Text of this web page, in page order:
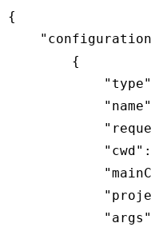
{
        {